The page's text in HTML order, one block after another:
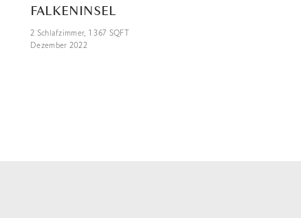
FALKENINSEL
2 Schlafzimmer, 1 367 SQFT
Dezember 2022